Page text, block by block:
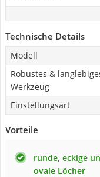
Technische Details
Modell
Robustes &
Werkzeug
Einstellungsart
Vorteile
runde, eckige
ovale Löcher